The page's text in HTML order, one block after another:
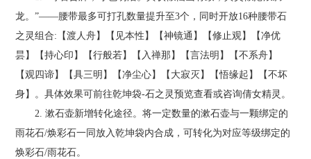
官方论坛
龙。”——腰带最多可打孔数量提升至3个，同时开放16种腰带石
之灵组合:【渡人舟】【见本性】【神镜通】【修止观】【净优
昙】【持心印】【行般若】【入禅那】【言法明】【不系舟】
【观四谛】【具三明】【净尘心】【大寂灭】【悟缘起】【不坏
身】。具体效果可前往乾坤袋-石之灵预览查看或咨询倩女精灵。
2. 漱石壶新增转化途径。将一定数量的漱石壶与一颗绑定的
雨花石/焕彩石一同放入乾坤袋内合成，可转化为对应等级绑定的
焕彩石/雨花石。